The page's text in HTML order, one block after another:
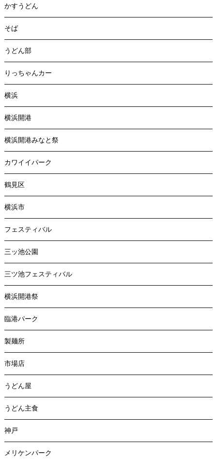
かすうどん
そば
うどん部
りっちゃんカー
横浜
横浜開港
横浜開港みなと祭
カワイイパーク
鶴見区
横浜市
フェスティバル
三ッ池公園
三ツ池フェスティバル
横浜開港祭
臨港パーク
製麺所
市場店
うどん屋
うどん主食
神戸
メリケンパーク